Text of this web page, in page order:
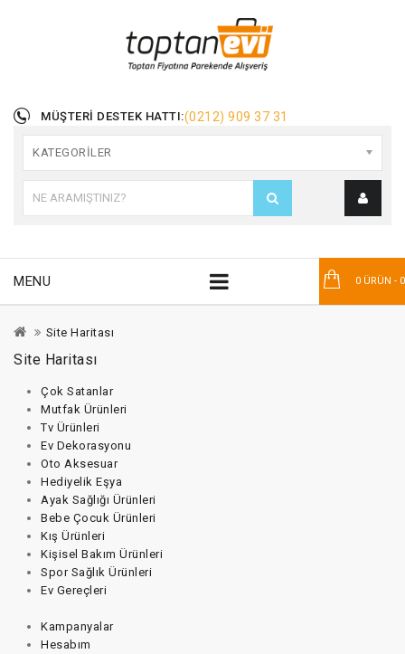
MÜŞTERI DESTEK HATTI:(0212) 909 37 31
KATEGORILER
0 ÜRÜN -
MENU
Site Haritası
Site Haritası
Çok Satanlar
Mutfak Ürünleri
Tv Ürünleri
Ev Dekorasyonu
Oto Aksesuar
Hediyelik Eşya
Ayak Sağlığı Ürünleri
Bebe Çocuk Ürünleri
Kış Ürünleri
Kişisel Bakım Ürünleri
Spor Sağlık Ürünleri
Ev Gereçleri
Kampanyalar
Hesabım